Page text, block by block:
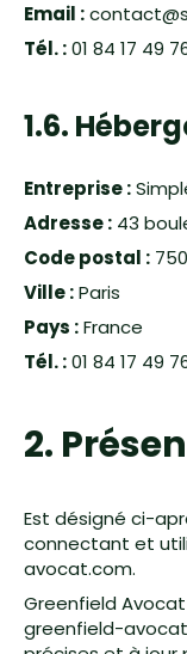
Email :
Tél. :01 84 17 49
1.6.
Entreprise :
Adresse : 43
Code postal :
Ville :Paris
Pays :France
Tél. :01 84 17 49
2.
Est désigné ci-
connectant et
avocat.com.
Greenfield
greenfield-